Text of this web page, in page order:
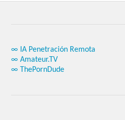
∞ IA Penetración Remota
∞ Amateur.TV
∞ ThePornDude